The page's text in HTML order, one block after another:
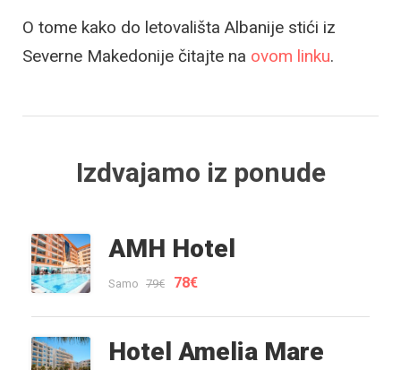
O tome kako do letovališta Albanije stići iz
Severne Makedonije čitajte na ovom linku.
Izdvajamo iz ponude
AMH Hotel
Samo 79€ 78€
Hotel Amelia Mare